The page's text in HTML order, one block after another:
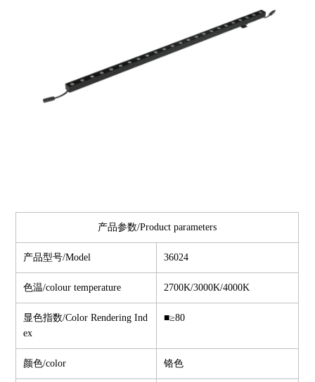
产品参数/Product parameters
产品型号/Model 36024
色温/colour temperature 2700K/3000K/4000K
显色指数/Color Rendering Ind
ex
■≥80
颜色/color 铬色